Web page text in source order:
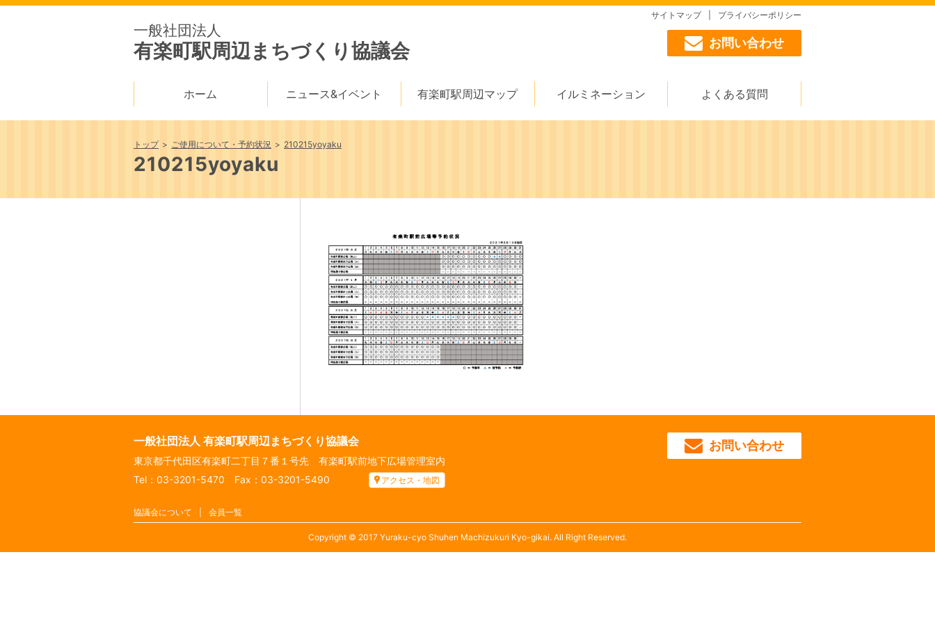
サイトマップ プライバシーポリシー
一般社団法人
有楽町駅周辺まちづくり協議会 お問い合わせ
ホーム ニュース&イベント 有楽町駅周辺マップ イルミネーション よくある質問
トップ ご使用について・予約状況 210215yoyaku
210215yoyaku
一般社団法人 有楽町駅周辺まちづくり協議会
東京都千代田区有楽町二丁目７番１号先 有楽町駅前地下広場管理室内
Tel：03-3201-5470 Fax：03-3201-5490
アクセス・地図
お問い合わせ
協議会について 会員一覧
Copyright © 2017 Yuraku-cyo Shuhen Machizukuri Kyo-gikai. All Right Reserved.